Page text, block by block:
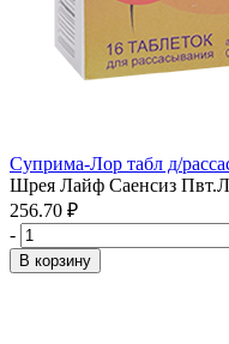
Суприма-Лор табл д/
Шрея Лайф Саенсиз
256.70 ₽
-
В корзину